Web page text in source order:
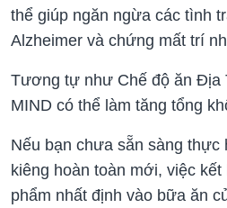
thể giúp ngăn ngừa các tình
Alzheimer và chứng mất trí
Tương tự như Chế độ ăn Địa
MIND có thể làm tăng tổng
Nếu bạn chưa sẵn sàng thực
kiêng hoàn toàn mới, việc
phẩm nhất định vào bữa ăn